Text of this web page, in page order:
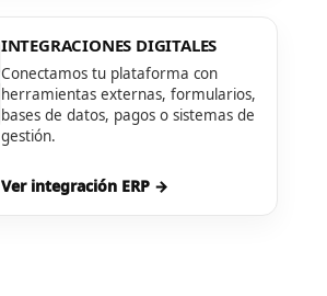
INTEGRACIONES DIGITALES
Conectamos tu plataforma con
herramientas externas, formularios,
bases de datos, pagos o sistemas de
gestión.
Ver integración ERP →